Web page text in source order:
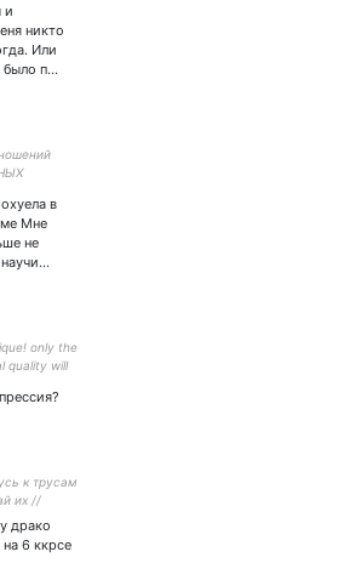
и
никто
Или
было п…
в
Мне
не
only the
quality will
к трусам
их //
драко
6 ккрсе